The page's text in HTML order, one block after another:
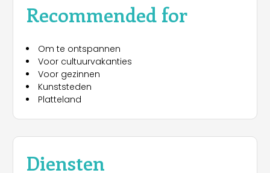
Recommended for
Om te ontspannen
Voor cultuurvakanties
Voor gezinnen
Kunststeden
Platteland
Diensten